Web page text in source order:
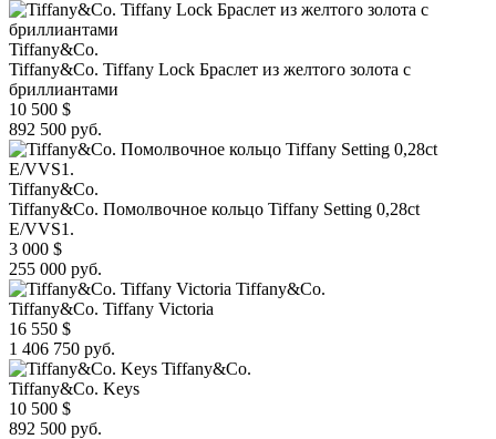
Tiffany&Co.
Tiffany&Co. Tiffany Lock Браслет из желтого золота с
бриллиантами
10 500 $
892 500 руб.
Tiffany&Co.
Tiffany&Co. Помолвочное кольцо Tiffany Setting 0,28ct
E/VVS1.
3 000 $
255 000 руб.
Tiffany&Co.
Tiffany&Co. Tiffany Victoria
16 550 $
1 406 750 руб.
Tiffany&Co.
Tiffany&Co. Keys
10 500 $
892 500 руб.